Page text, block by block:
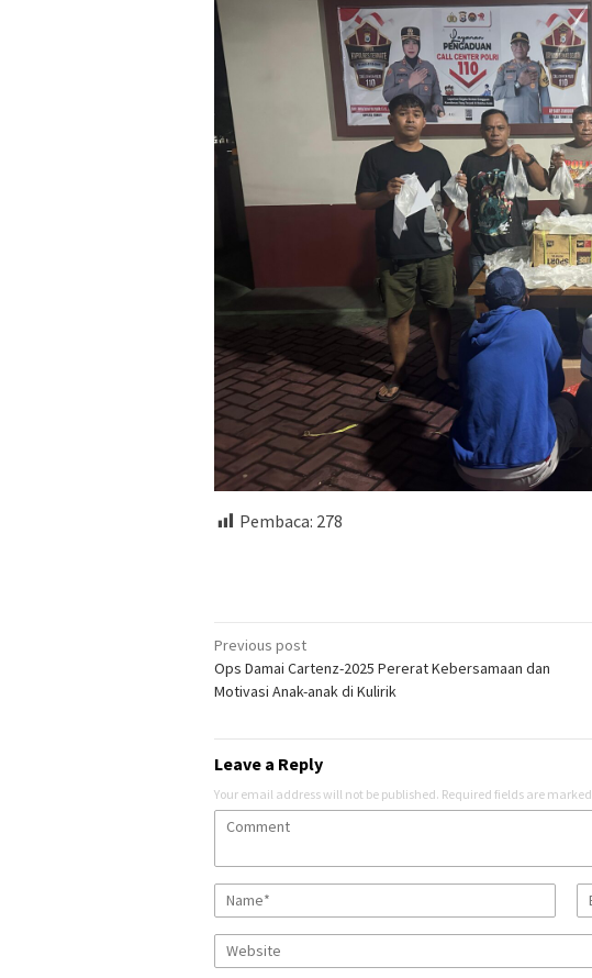
Pembaca: 278
Post
navigation
Previous post
Ops Damai Cartenz-2025 Pererat Kebersamaan dan
Motivasi Anak-anak di Kulirik
Leave a Reply
Your email address will not be published. Required fields are marked